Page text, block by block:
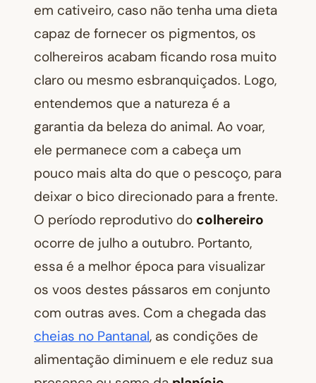
em cativeiro, caso não tenha uma dieta
capaz de fornecer os pigmentos, os
colhereiros acabam ficando rosa muito
claro ou mesmo esbranquiçados. Logo,
entendemos que a natureza é a
garantia da beleza do animal. Ao voar,
ele permanece com a cabeça um
pouco mais alta do que o pescoço, para
deixar o bico direcionado para a frente.
O período reprodutivo do colhereiro
ocorre de julho a outubro. Portanto,
essa é a melhor época para visualizar
os voos destes pássaros em conjunto
com outras aves. Com a chegada das
cheias no Pantanal, as condições de
alimentação diminuem e ele reduz sua